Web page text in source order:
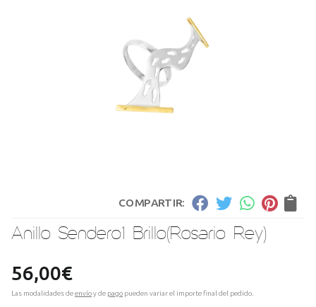
COMPARTIR:
Anillo Sendero1 Brillo(Rosario Rey)
56,00€
Las modalidades deenvíoy de pago pueden variar el importe final del pedido.